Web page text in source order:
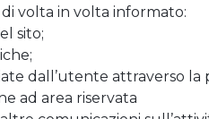
volta in volta informato:
sito;
dall’utente attraverso
ad area riservata